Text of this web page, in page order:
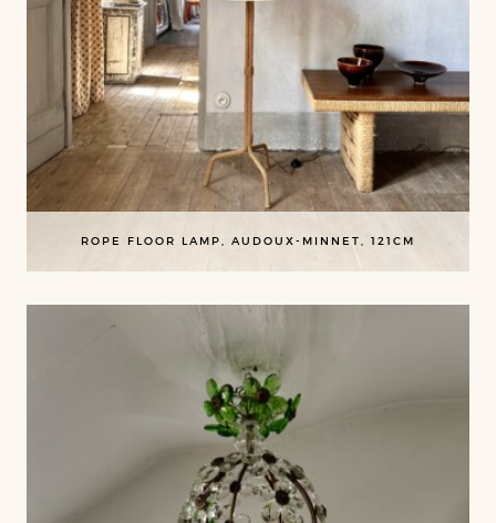
ROPE FLOOR LAMP, AUDOUX-MINNET, 121CM